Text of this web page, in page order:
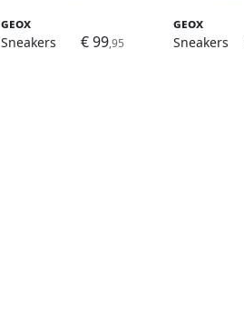
Geox
Sneakers
€ 99,95
Geox
Sneakers